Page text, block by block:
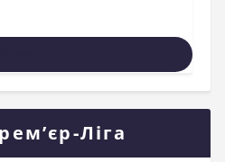
Ліга